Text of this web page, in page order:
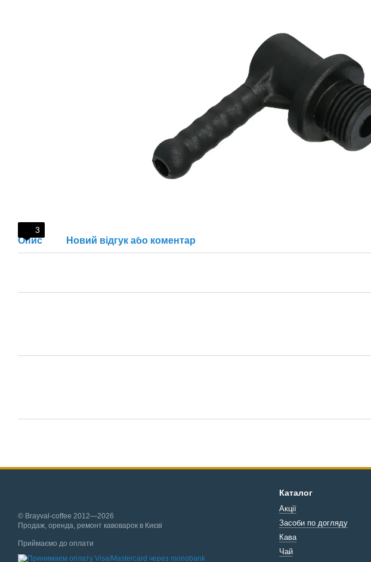
3
Опис Новий відгук або коментар
© Brayval-coffee 2012—2026
Продаж, оренда, ремонт кавоварок в Києві
Приймаємо до оплати
Каталог
Акції
Засоби по догляду
Кава
Чай